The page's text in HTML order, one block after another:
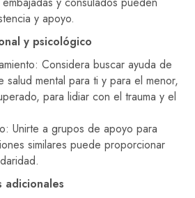
y apoyo.
y psicológico
Considera buscar ayuda de
salud mental para ti y para el menor,
para lidiar con el trauma y el
Unirte a grupos de apoyo para
similares puede proporcionar
adicionales